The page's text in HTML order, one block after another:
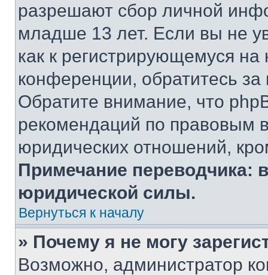
разрешают сбор личной
младше 13 лет. Если вы не
как к регистрирующемуся
конференции, обратитесь
Обратите внимание, что
рекомендаций по правовым
юридических отношений,
Примечание переводчика:
юридической силы.
Вернуться к началу
» Почему я не могу
Возможно, администратор